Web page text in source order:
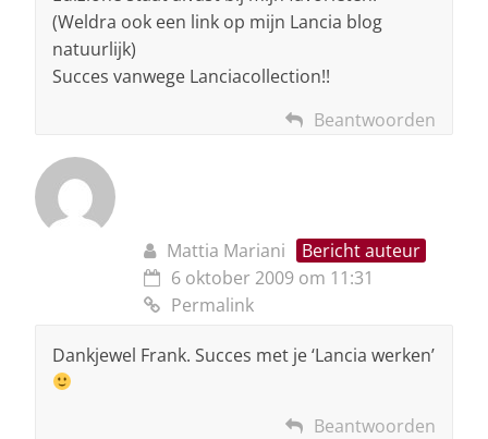
(Weldra ook een link op mijn Lancia blog
natuurlijk)
Succes vanwege Lanciacollection!!
Beantwoorden
Mattia Mariani
Bericht auteur
6 oktober 2009 om 11:31
Permalink
Dankjewel Frank. Succes met je ‘Lancia werken’
Beantwoorden